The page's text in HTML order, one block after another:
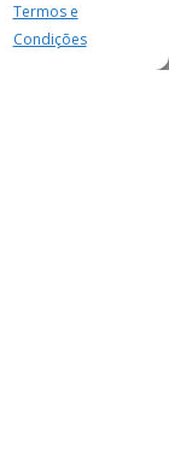
Termos e
Condições